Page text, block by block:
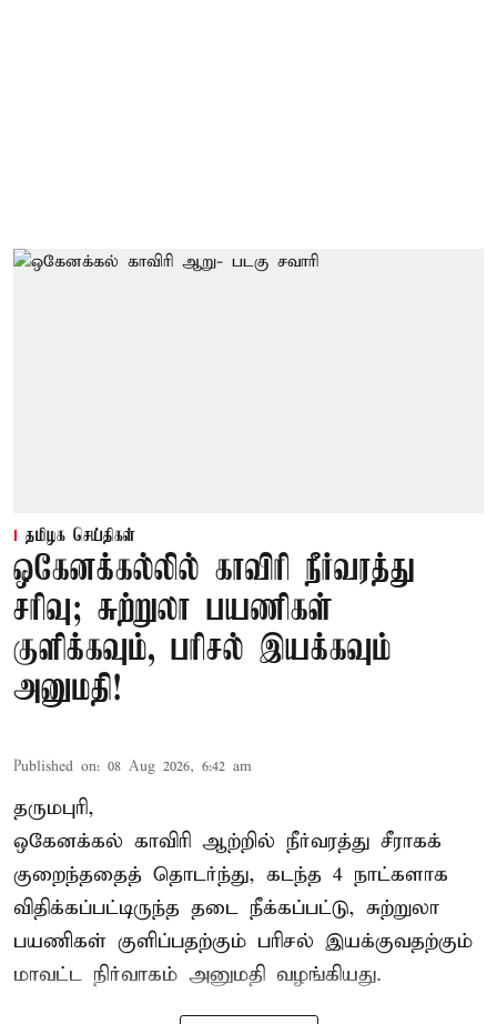
தமிழக செய்திகள்
ஒகேனக்கல்லில் காவிரி நீர்வரத்து
சரிவு; சுற்றுலா பயணிகள்
குளிக்கவும், பரிசல் இயக்கவும்
அனுமதி!
Published on: 08 Aug 2026, 6:42 am
தருமபுரி,
ஒகேனக்கல் காவிரி ஆற்றில் நீர்வரத்து சீராகக்
குறைந்ததைத் தொடர்ந்து, கடந்த 4 நாட்களாக
விதிக்கப்பட்டிருந்த தடை நீக்கப்பட்டு, சுற்றுலா
பயணிகள் குளிப்பதற்கும் பரிசல் இயக்குவதற்கும்
மாவட்ட நிர்வாகம் அனுமதி வழங்கியது.